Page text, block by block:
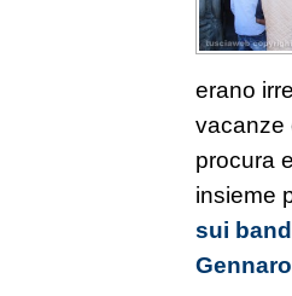
erano
vacanze
procura
insieme
sui